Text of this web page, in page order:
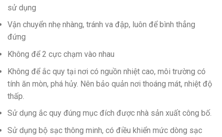
sử dụng
Vận chuyển nhẹ nhàng, tránh va đập, luôn để bình thẳng
đứng
Không để 2 cực chạm vào nhau
Không để ắc quy tại nơi có nguồn nhiệt cao, môi trường có
tính ăn mòn, phá hủy. Nên bảo quản nơi thoáng mát, nhiệt độ
thấp.
Sử dụng ắc quy đúng mục đích được nhà sản xuất công bố.
Sử dụng bộ sạc thông minh, có điều khiển mức dòng sạc